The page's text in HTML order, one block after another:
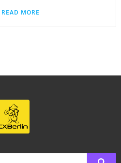
READ MORE